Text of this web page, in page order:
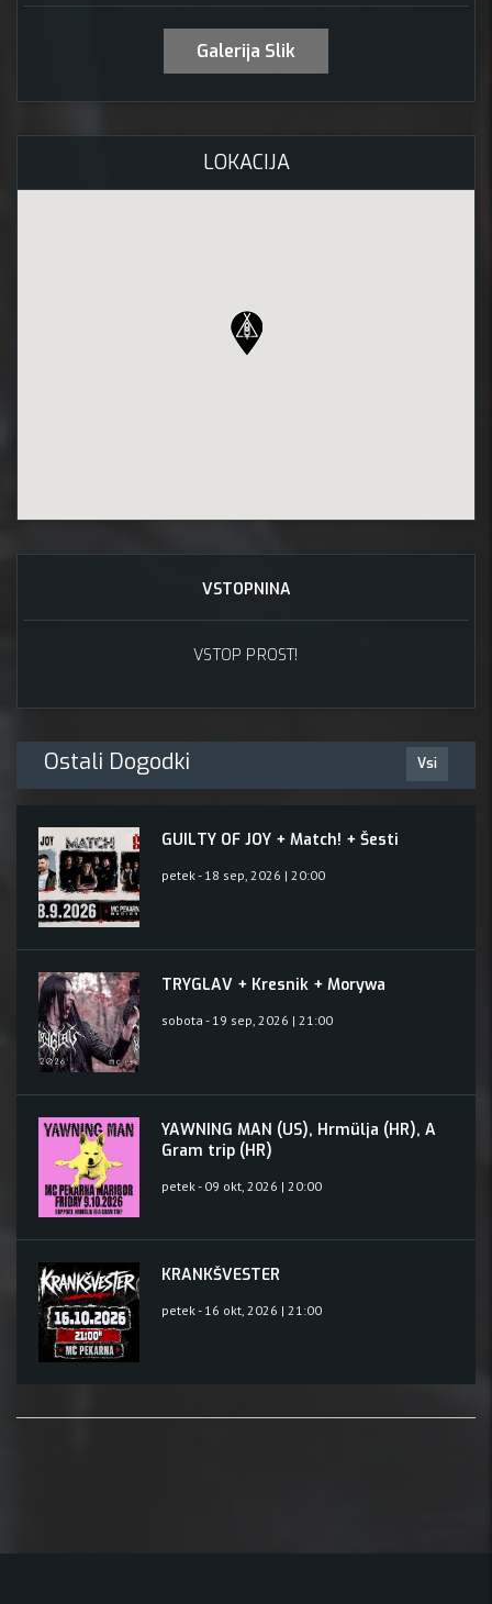
Galerija Slik
LOKACIJA
VSTOPNINA
VSTOP PROST!
Ostali Dogodki Vsi
GUILTY OF JOY + Match! + Šesti
petek - 18 sep, 2026 | 20:00
TRYGLAV + Kresnik + Morywa
sobota - 19 sep, 2026 | 21:00
YAWNING MAN (US), Hrmülja (HR), A
Gram trip (HR)
petek - 09 okt, 2026 | 20:00
KRANKŠVESTER
petek - 16 okt, 2026 | 21:00